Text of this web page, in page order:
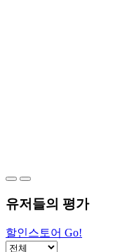
유저들의 평가
할인스토어 Go!